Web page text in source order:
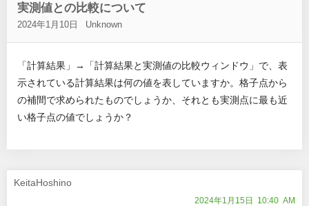
実測値との比較について
2024年1月10日 Unknown
「計算結果」→「計算結果と実測値の比較ウィンドウ」で、表
示されている計算結果は何の値を表していますか。格子点から
の補間で求められたものでしょうか、それとも実測点に最も近
い格子点の値でしょうか？
KeitaHoshino
2024年1月15日 10:40 AM